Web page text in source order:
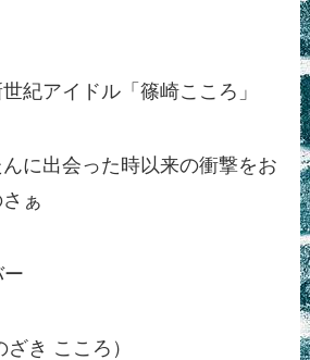
紀アイドル「篠崎こころ」
に出会った時以来の衝撃をお
ぁ
き こころ）